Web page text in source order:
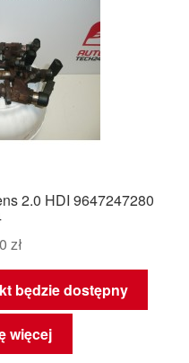
2.0 HDI 9647247280
zł
będzie dostępny
więcej